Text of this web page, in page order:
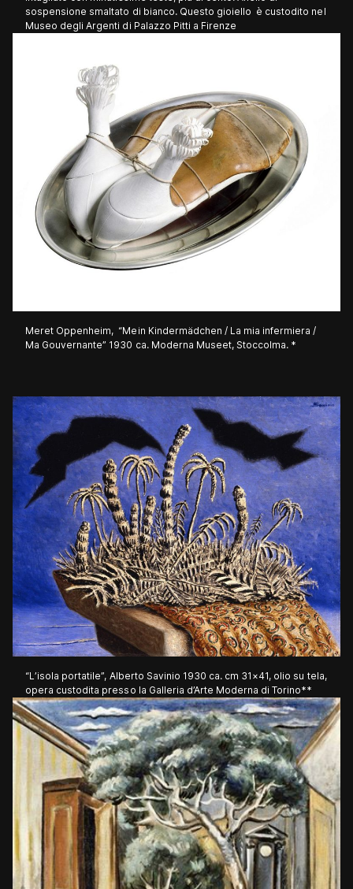
sospensione smaltato di bianco. Questo gioiello è custodito nel
Museo degli Argenti di Palazzo Pitti a Firenze
Meret Oppenheim, “Mein Kindermädchen / La mia infermiera /
Ma Gouvernante” 1930 ca. Moderna Museet, Stoccolma. *
“L’isola portatile”, Alberto Savinio 1930 ca. cm 31×41, olio su tela,
opera custodita presso la Galleria d’Arte Moderna di Torino**